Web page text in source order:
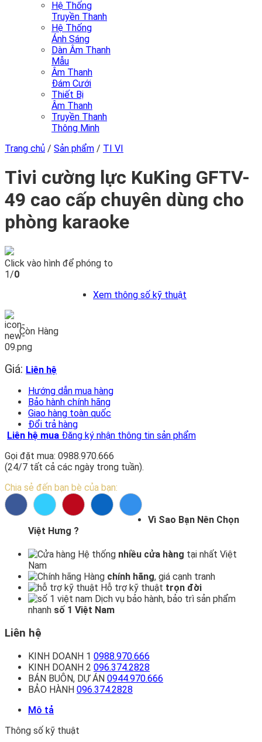
Hệ Thống
Truyền Thanh
Hệ Thống
Ánh Sáng
Dàn Âm Thanh
Mẫu
Âm Thanh
Đám Cưới
Thiết Bị
Âm Thanh
Truyền Thanh
Thông Minh
Trang chủ / Sản phẩm / TI VI
Tivi cường lực KuKing GFTV-
49 cao cấp chuyên dùng cho
phòng karaoke
Click vào hình để phóng to
1/0
Xem thông số kỹ thuật
Còn Hàng
Giá: Liên hệ
Hướng dẫn mua hàng
Bảo hành chính hãng
Giao hàng toàn quốc
Đổi trả hàng
Liên hệ mua Đăng ký nhận thông tin sản phẩm
Gọi đặt mua: 0988.970.666
(24/7 tất cả các ngày trong tuần).
Chia sẻ đến bạn bè của bạn:
Vì Sao Bạn Nên Chọn
Việt Hưng ?
Hệ thống nhiều cửa hàng tại nhất Việt
Nam
Hàng chính hãng, giá cạnh tranh
Hỗ trợ kỹ thuật trọn đời
Dịch vụ bảo hành, bảo trì sản phẩm
nhanh số 1 Việt Nam
Liên hệ
KINH DOANH 1 0988.970.666
KINH DOANH 2 096.374.2828
BÁN BUÔN, DỰ ÁN 0944.970.666
BẢO HÀNH 096.374.2828
Mô tả
Thông số kỹ thuật